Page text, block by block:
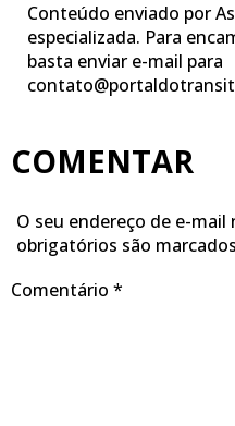
Conteúdo enviado por
especializada. Para
basta enviar e-mail para
COMENTAR
O seu endereço de e-mail
obrigatórios são
Comentário *